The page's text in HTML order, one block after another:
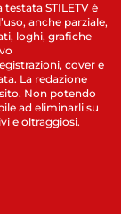
STILETV è
anche parziale,
loghi, grafiche
cover e
La redazione
Non potendo
ad eliminarli su
e oltraggiosi.